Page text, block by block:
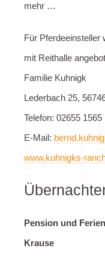
mehr …
Für Pferdeeinsteller
mit Reithalle
Familie Kuhnigk
Lederbach 25,
Telefon: 02655 1565
E-Mail:
www.kuhnigks-
Pension und
Krause